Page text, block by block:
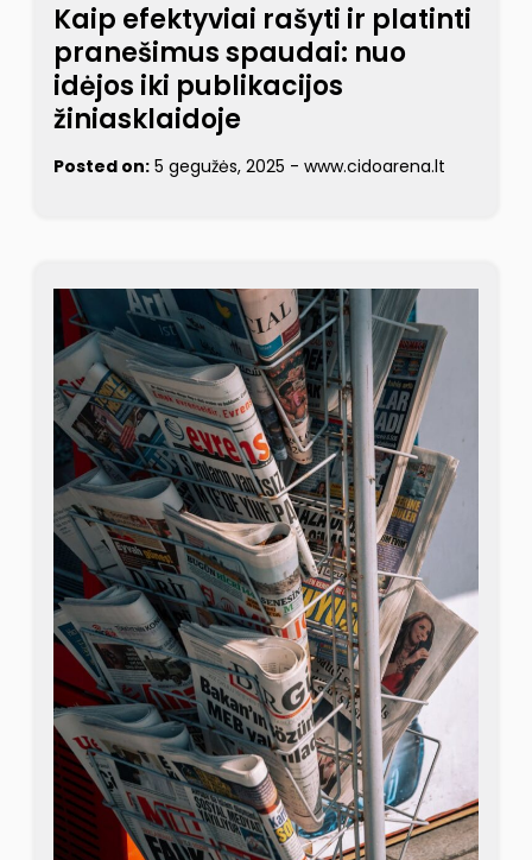
Kaip efektyviai rašyti ir platinti
pranešimus spaudai: nuo
idėjos iki publikacijos
žiniasklaidoje
Posted on: 5 gegužės, 2025 - www.cidoarena.lt